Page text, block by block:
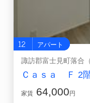
12 アパート
諏訪郡富士見町落合
Ｃａｓａ Ｆ 2
家賃 64,000円